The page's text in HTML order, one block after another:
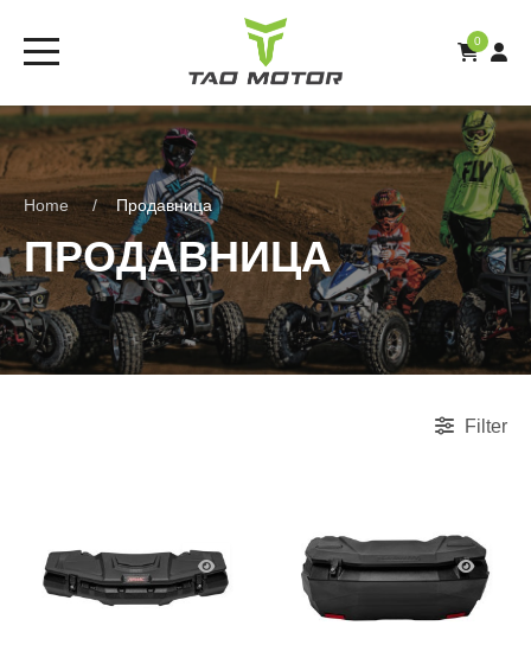
0
Home Продавница
ПРОДАВНИЦА
Filter